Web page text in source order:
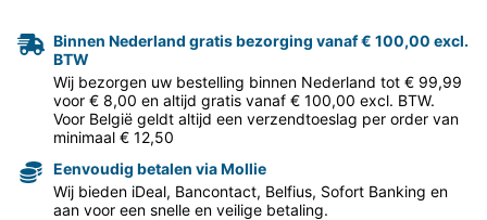
Binnen Nederland gratis bezorging vanaf € 100,00 excl.
BTW
Wij bezorgen uw bestelling binnen Nederland tot € 99,99
voor € 8,00 en altijd gratis vanaf € 100,00 excl. BTW.
Voor België geldt altijd een verzendtoeslag per order van
minimaal € 12,50
Eenvoudig betalen via Mollie
Wij bieden iDeal, Bancontact, Belfius, Sofort Banking en
aan voor een snelle en veilige betaling.